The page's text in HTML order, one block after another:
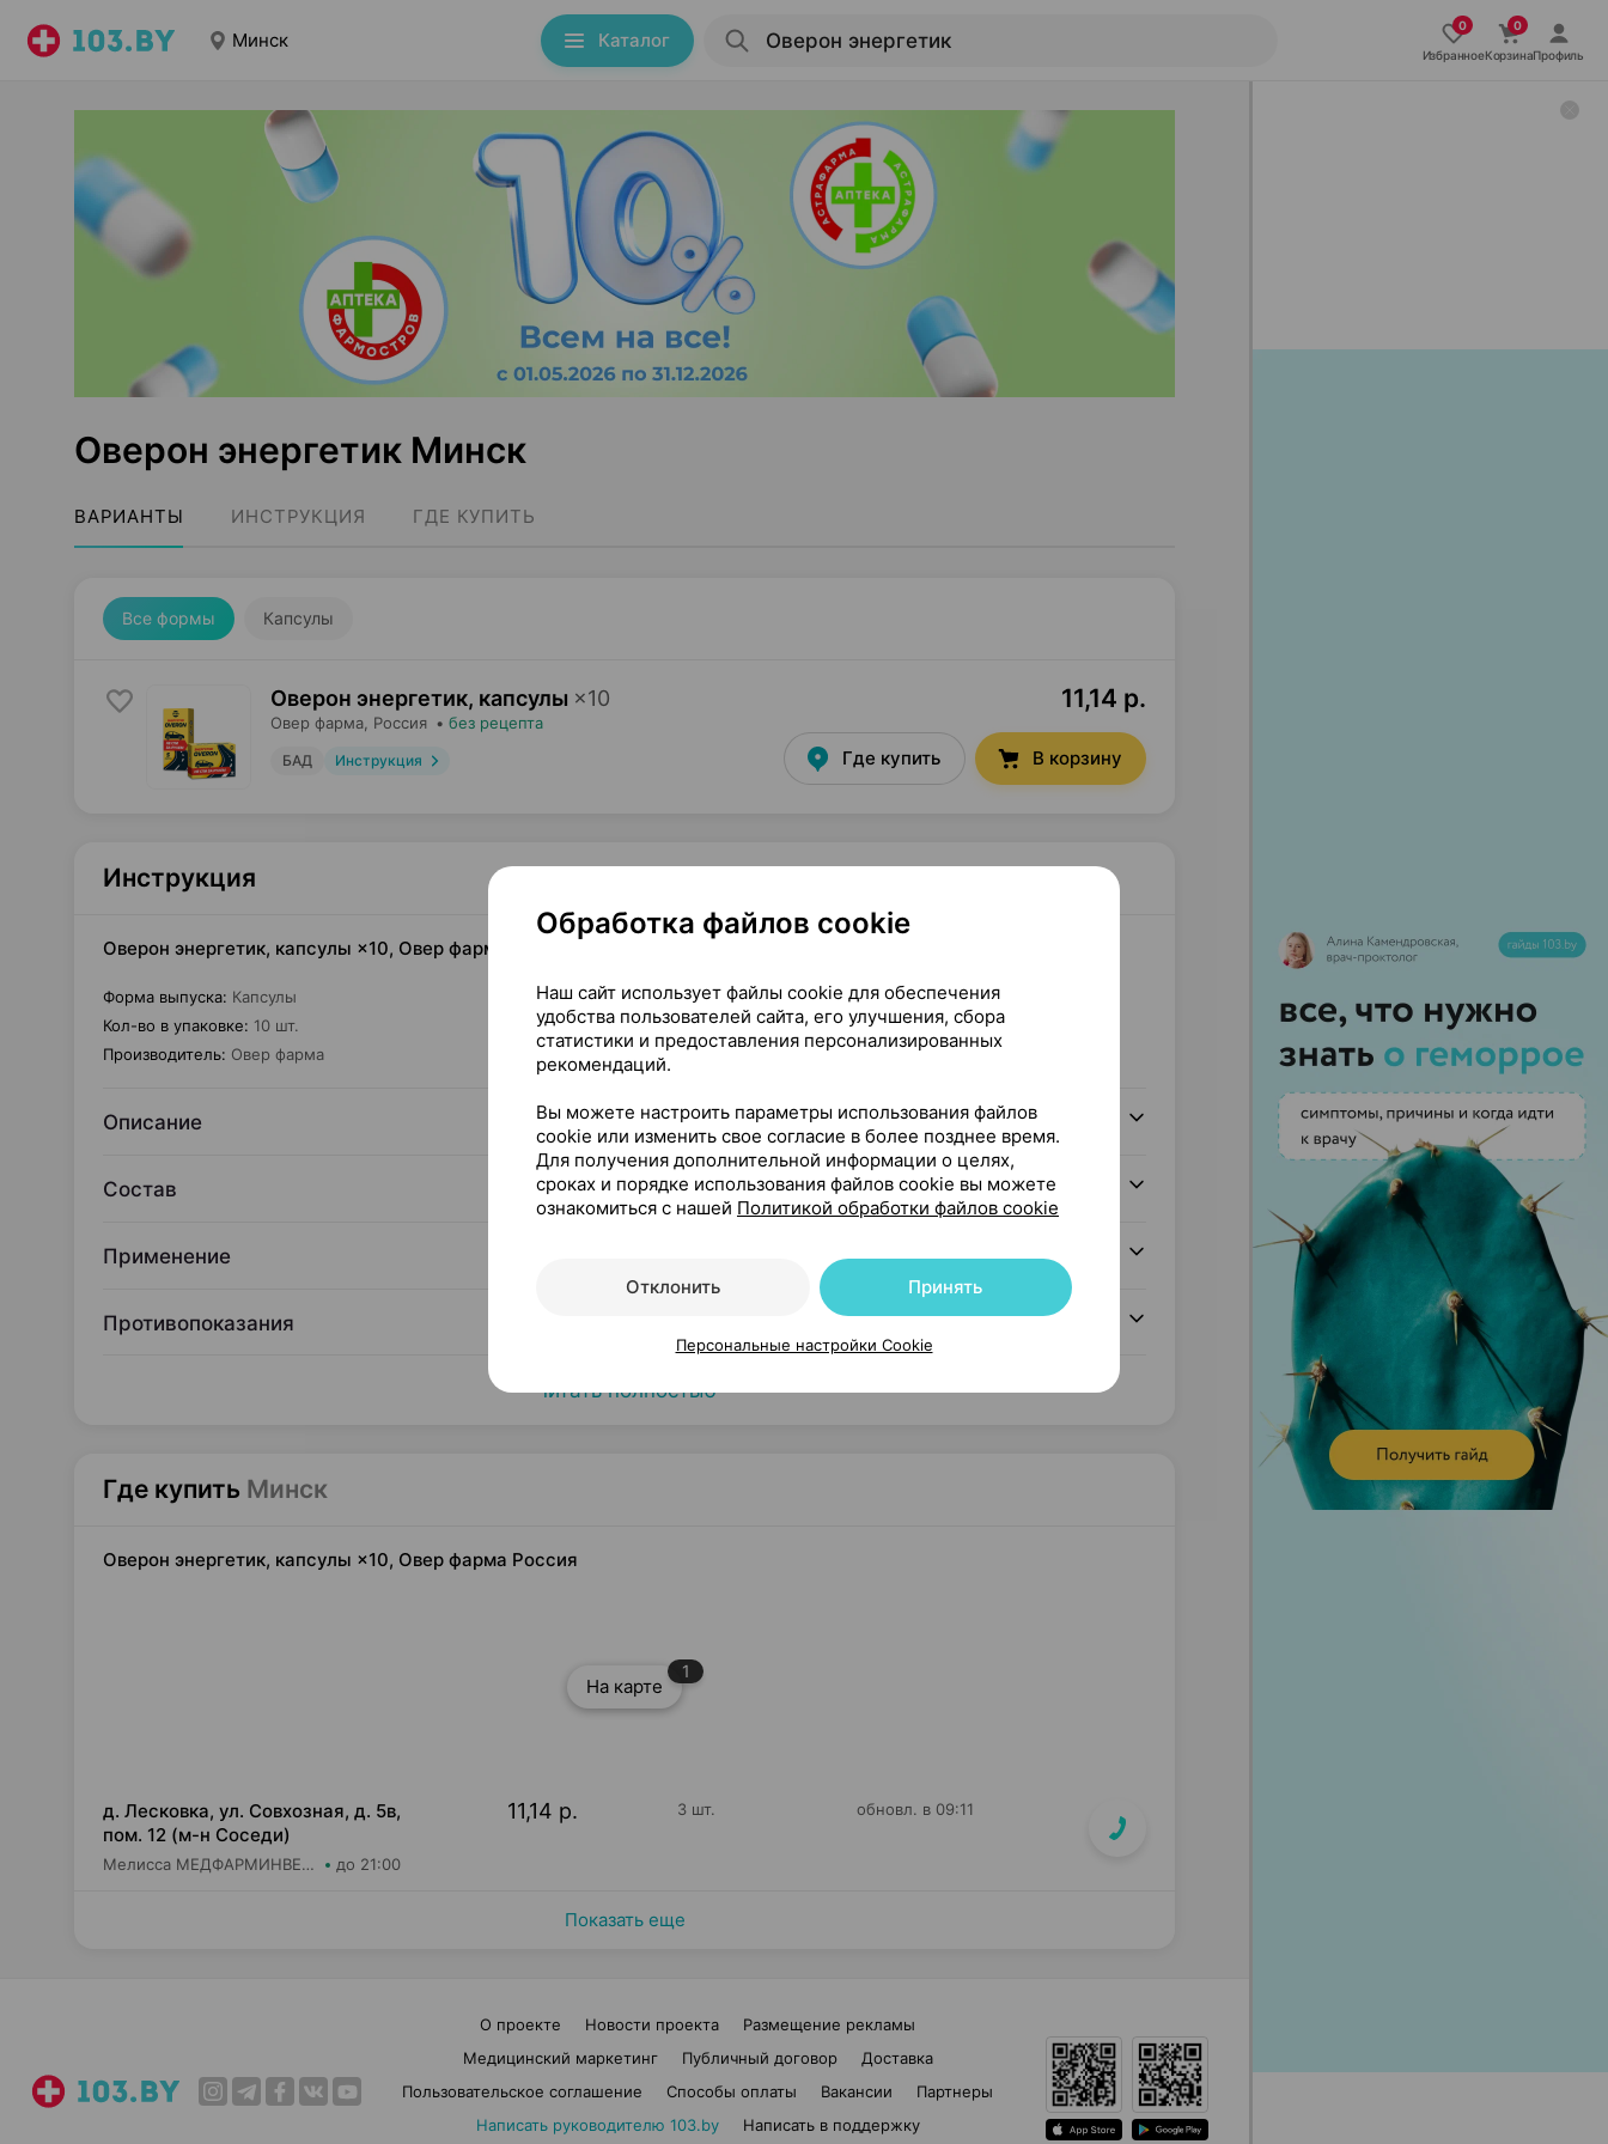
Минск Каталог
ИзбранноеКорзинаПрофиль
Оверон энергетик Минск
ВАРИАНТЫ ИНСТРУКЦИЯ ГДЕ КУПИТЬ
Все формы Капсулы
Оверон энергетик, капсулы ×10
Овер фарма , Россия • без рецепта
БАД Инструкция
11,14 р.
Где купить В корзину
Инструкция
Оверон энергетик, капсулы ×10, Овер фарма Россия
Форма выпуска: Капсулы
Кол-во в упаковке: 10 шт.
Производитель: Овер фарма
Описание
Состав
Применение
Противопоказания
Читать полностью
Где купить Минск
Оверон энергетик, капсулы ×10, Овер фарма Россия
На карте
1
д. Лесковка, ул. Совхозная, д. 5в,
пом. 12 (м-н Соседи)
Мелисса МЕДФАРМИНВЕСТ УП Аптека №33 до 21:00
11,14 р. 3 шт. обновл. в 09:11
Показать еще
О проекте Новости проекта
Размещение рекламы
Медицинский маркетинг
Публичный договор
Доставка
Пользовательское соглашение
Способы оплаты Вакансии
Партнеры
Написать руководителю 103.by
Написать в поддержку
Обработка файлов cookie
Наш сайт использует файлы cookie для обеспечения
удобства пользователей сайта, его улучшения, сбора
статистики и предоставления персонализированных
рекомендаций.
Вы можете настроить параметры использования файлов
cookie или изменить свое согласие в более позднее время.
Для получения дополнительной информации о целях,
сроках и порядке использования файлов cookie вы можете
ознакомиться с нашей Политикой обработки файлов cookie
Отклонить Принять
Персональные настройки Cookie